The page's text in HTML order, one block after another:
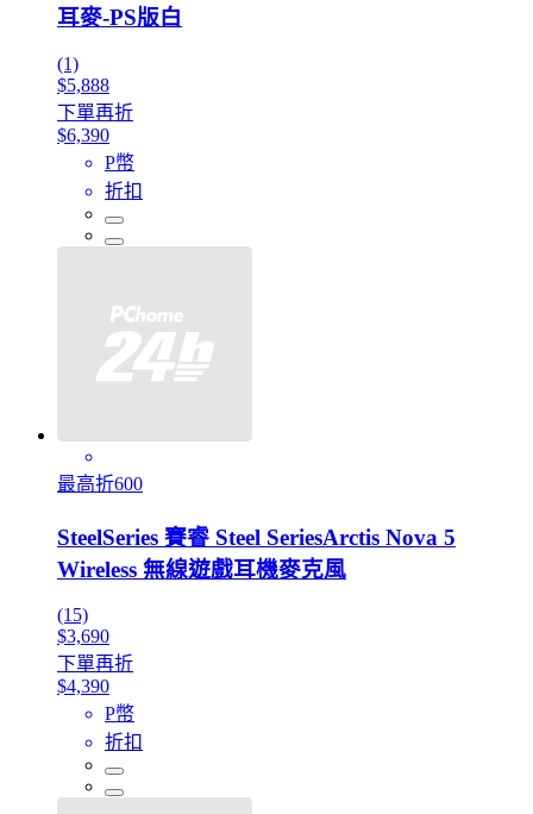
耳麥-PS版白
(1)
$5,888
下單再折
$6,390
P幣
折扣
最高折600
SteelSeries 賽睿 Steel SeriesArctis Nova 5
Wireless 無線遊戲耳機麥克風
(15)
$3,690
下單再折
$4,390
P幣
折扣